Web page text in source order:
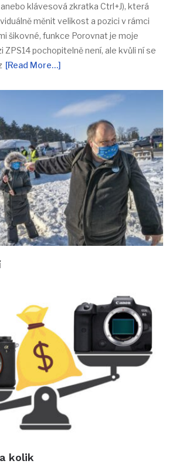
klávesová zkratka Ctrl+J), která
měnit velikost a pozici v rámci
šikovné, funkce Porovnat je moje
ZPS14 pochopitelně není, ale kvůli ní se
[Read More…]
kolik